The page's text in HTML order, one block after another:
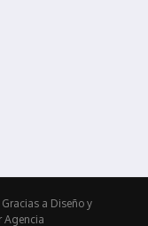
| Gracias a